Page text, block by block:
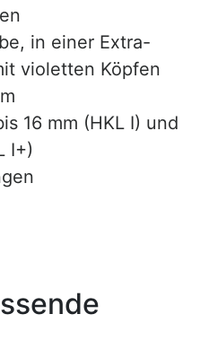
in einer Extra-
violetten Köpfen
16 mm (HKL I) und
I+)